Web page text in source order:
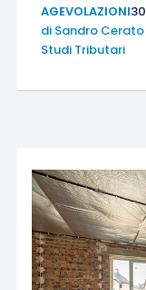
AGEVOLAZIONI
di Sandro
Studi Tributari